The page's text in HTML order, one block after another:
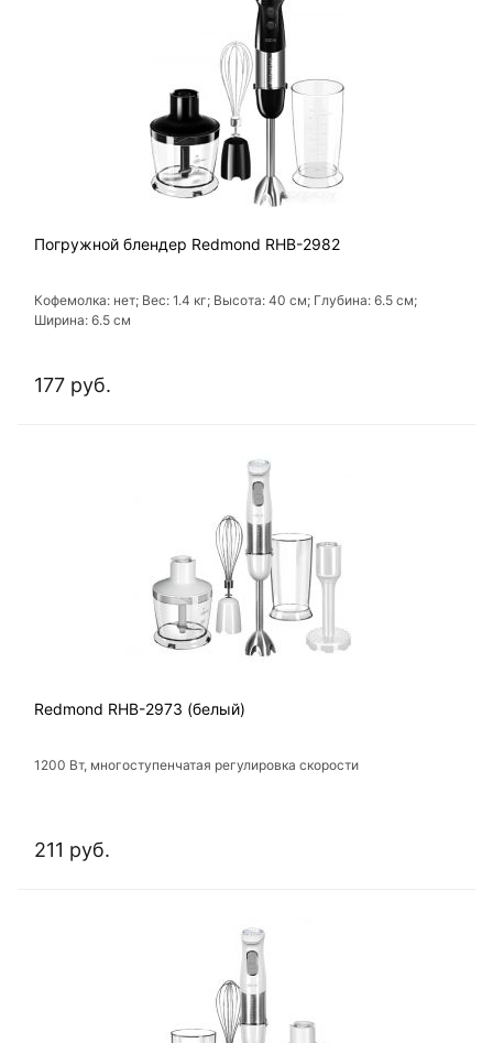
Погружной блендер Redmond RHB-2982
Кофемолка: нет; Вес: 1.4 кг; Высота: 40 см; Глубина: 6.5 см;
Ширина: 6.5 см
177 руб.
Redmond RHB-2973 (белый)
1200 Вт, многоступенчатая регулировка скорости
211 руб.